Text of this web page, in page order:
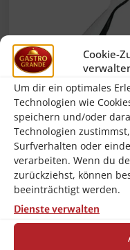
Cookie-
Um dir ein optimales
Technologien wie
speichern und/oder
Technologien
Surfverhalten oder
verarbeiten. Wenn du
zurückziehst, können
beeinträchtigt werden.
Dienste verwalten
Rösle Gastro
Gräten-Zange
Grätenzange aus
Edelstahl 15cm
17,90€
inkl. 19 % MwSt.